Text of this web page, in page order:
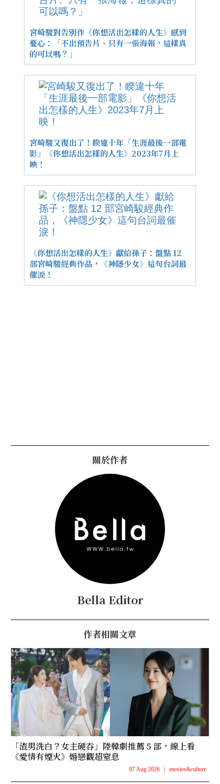
宮崎駿對告別作《你想活出怎樣的人生》感到
憂心：「不出預告片、只有一張海報，這樣真
的可以嗎？」
宮崎駿又復出了！睽違十年「生涯最後一部電
影」《你想活出怎樣的人生》2023年7月上
映！
《你想活出怎樣的人生》獻給孫子：盤點 12
部宮崎駿經典作品，《神隱少女》這句台詞最
催淚！
關於作者
Bella Editor
作者相關文章
「渣男洗白？女主硬吞」陸韓劇推薦 5 部，線上看
《愛情有煙火》婚戀觀超窒息
07 Aug 2026 movies&culture